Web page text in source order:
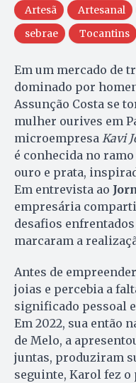
Artesã Artesanal
sebrae
Tocantins
Em um mercado de
dominado por
Assunção Costa se
mulher ourives em
microempresa Kavi
é conhecida no
ouro e prata,
Em entrevista ao
empresária
desafios
marcaram a
Antes de
joias e percebia a
significado pessoal
Em 2022, sua então
de Melo, a
juntas, produziram
seguinte, Karol fez o